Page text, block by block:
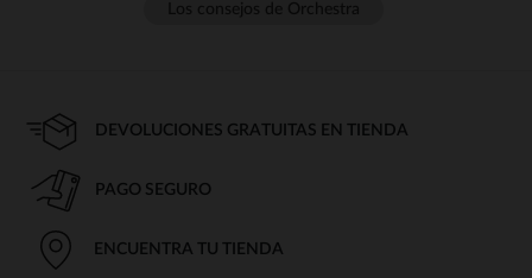
DEVOLUCIONES GRATUITAS EN TIENDA
PAGO SEGURO
ENCUENTRA TU TIENDA